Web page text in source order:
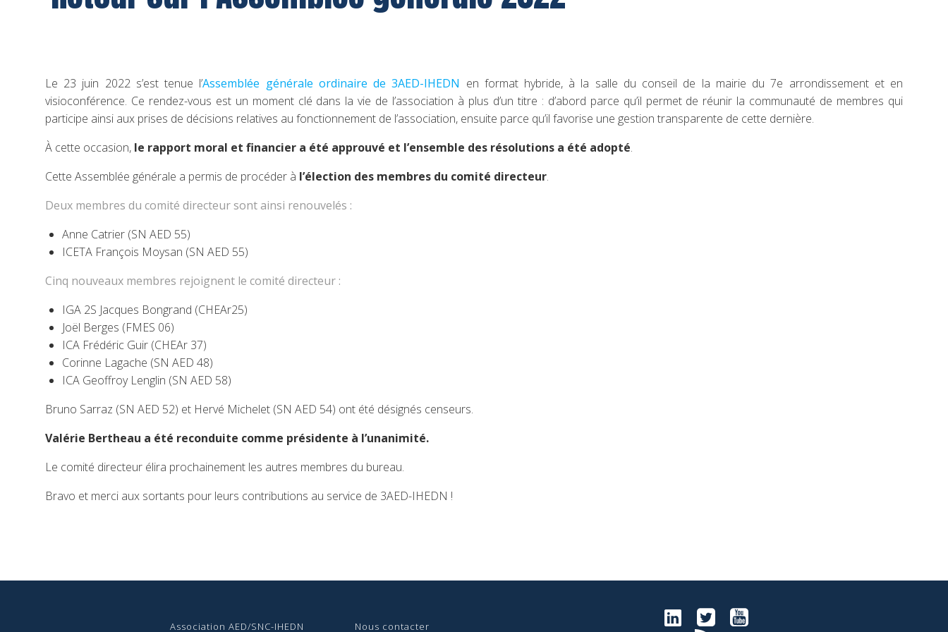
Le 23 juin 2022 s’est tenue l’Assemblée générale ordinaire de 3AED-IHEDN en format hybride, à la salle du conseil de la mairie du 7e arrondissement et en
visioconférence. Ce rendez-vous est un moment clé dans la vie de l’association à plus d’un titre : d’abord parce qu’il permet de réunir la communauté de membres qui
participe ainsi aux prises de décisions relatives au fonctionnement de l’association, ensuite parce qu’il favorise une gestion transparente de cette dernière.
À cette occasion, le rapport moral et financier a été approuvé et l’ensemble des résolutions a été adopté.
Cette Assemblée générale a permis de procéder à l’élection des membres du comité directeur.
Deux membres du comité directeur sont ainsi renouvelés :
Anne Catrier (SN AED 55)
ICETA François Moysan (SN AED 55)
Cinq nouveaux membres rejoignent le comité directeur :
IGA 2S Jacques Bongrand (CHEAr25)
Joël Berges (FMES 06)
ICA Frédéric Guir (CHEAr 37)
Corinne Lagache (SN AED 48)
ICA Geoffroy Lenglin (SN AED 58)
Bruno Sarraz (SN AED 52) et Hervé Michelet (SN AED 54) ont été désignés censeurs.
Valérie Bertheau a été reconduite comme présidente à l’unanimité.
Le comité directeur élira prochainement les autres membres du bureau.
Bravo et merci aux sortants pour leurs contributions au service de 3AED-IHEDN !
Association AED/SNC-IHEDN Nous contacter